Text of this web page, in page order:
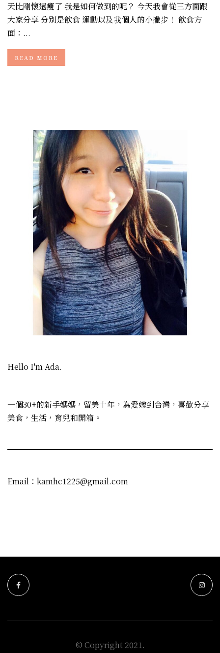
天比剛懷還瘦了 我是如何做到的呢？ 今天我會從三方面跟
大家分享 分別是飲食 運動以及我個人的小撇步！ 飲食方
面：...
READ MORE
Hello I'm Ada.
一個30+的新手媽媽，留美十年，為愛嫁到台灣，喜歡分享
美食，生活，育兒和開箱。
Email：kamhc1225@gmail.com
© Copyright 2021.